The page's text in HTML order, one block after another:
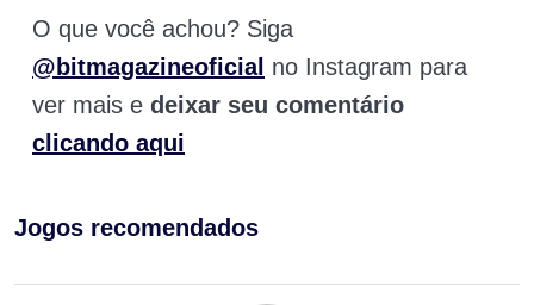
O que você achou? Siga
@bitmagazineoficial no Instagram para
ver mais e deixar seu comentário
clicando aqui
Jogos recomendados